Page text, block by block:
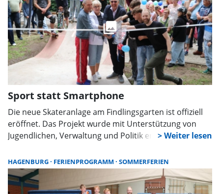
Sport statt Smartphone
Die neue Skateranlage am Findlingsgarten ist offiziell
eröffnet. Das Projekt wurde mit Unterstützung von
Jugendlichen, Verwaltung und Politik entwickelt und zu
Skatern, BMX-Fahrern, Inlineskatern und Dirtbikern
offen.
HAGENBURG FERIENPROGRAMM SOMMERFERIEN